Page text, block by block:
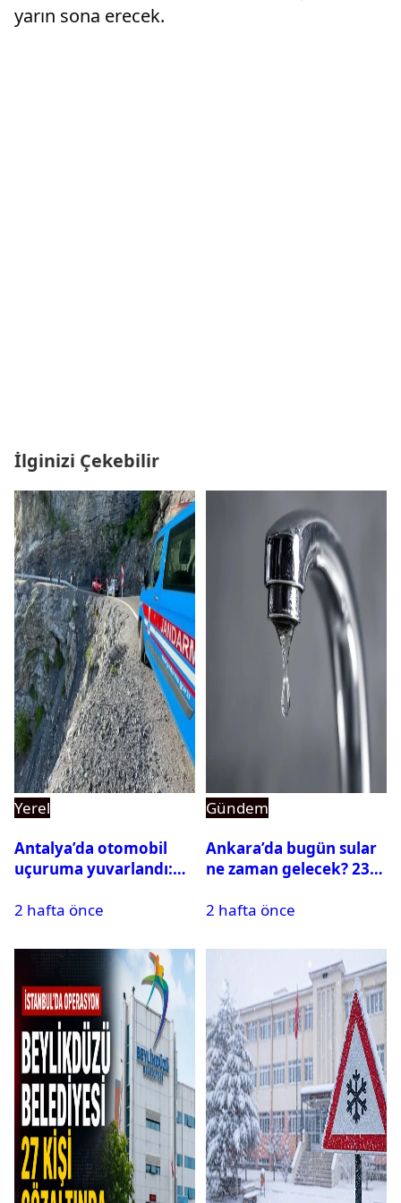
yarın sona erecek.
İlginizi Çekebilir
Yerel
Antalya’da otomobil
uçuruma yuvarlandı:
var
2 hafta önce
Gündem
Ankara’da bugün sular
ne zaman gelecek? 23
su kesintisi sorgulama
2 hafta önce